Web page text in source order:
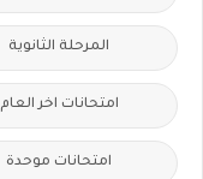
المرحلة الثانوية
امتحانات اخر العام
امتحانات موحدة